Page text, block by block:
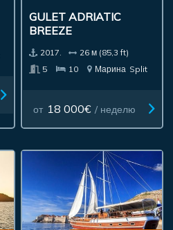
GULET ADRIATIC
BREEZE
2017.
26 м (85,3 ft)
5
10 Марина Split
от 18 000€ / неделю